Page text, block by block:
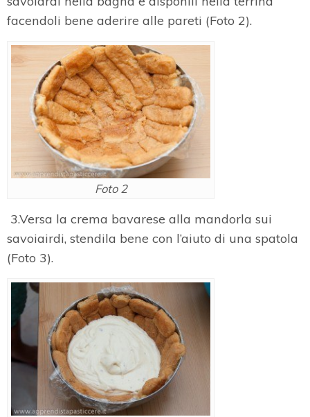
facendoli bene aderire alle pareti (Foto 2).
Foto 2
3.Versa la crema bavarese alla mandorla sui
savoiairdi, stendila bene con l’aiuto di una spatola
(Foto 3).